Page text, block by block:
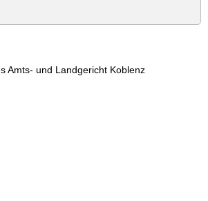
Amts- und Landgericht Koblenz